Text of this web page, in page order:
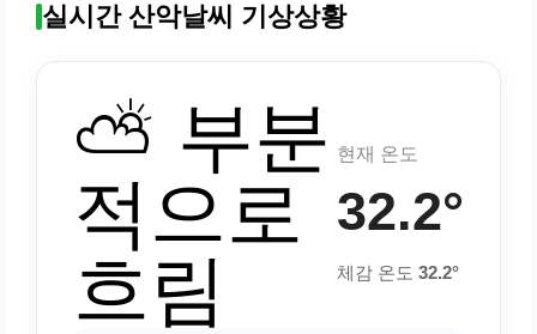
실시간 산악날씨 기상상황
⛅ 부분
적으로
흐림
현재 온도
32.2°
체감 온도 32.2°